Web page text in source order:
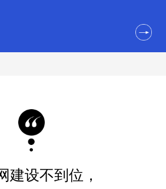
建设不到位，